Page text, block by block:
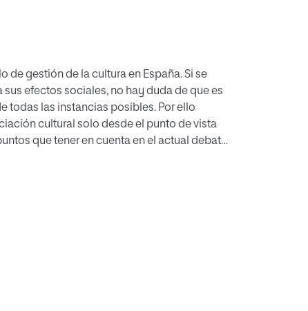
de gestión de la cultura en España. Si se
efectos sociales, no hay duda de que es
todas las instancias posibles. Por ello
cultural solo desde el punto de vista
que tener en cuenta en el actual debate